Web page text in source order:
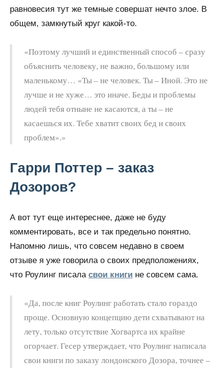
равновесия тут же темные совершат нечто злое. В
общем, замкнутый круг какой-то.
«Поэтому лучший и единственный способ – сразу
объяснить человеку, не важно, большому или
маленькому… «Ты – не человек. Ты – Иной. Это не
лучше и не хуже… это иначе. Беды и проблемы
людей тебя отныне не касаются, а ты – не
касаешься их. Тебе хватит своих бед и своих
проблем».»
Гарри Поттер – заказ
Дозоров?
А вот тут еще интереснее, даже не буду
комментировать, все и так предельно понятно.
Напомню лишь, что совсем недавно в своем
отзыве я уже говорила о своих предположениях,
что Роулинг писала свои книги не совсем сама.
«Да, после книг Роулинг работать стало гораздо
проще. Основную концепцию дети схватывают на
лету, только отсутствие Хогвартса их крайне
огорчает. Гесер утверждает, что Роулинг написала
свои книги по заказу лондонского Дозора, точнее –